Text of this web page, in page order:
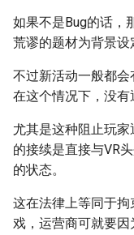
如果不是Bug的话，
荒谬的题材为背景设
不过新活动一般都会
在这个情况下，没有
尤其是这种阻止玩
的接续是直接与VR
的状态。
这在法律上等同于
戏，运营商可就要